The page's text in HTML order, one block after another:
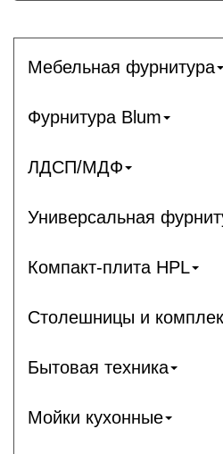
Мебельная фурнитура
Фурнитура Blum
ЛДСП/МДФ
Универсальная
Компакт-плита HPL
Столешницы и
Бытовая техника
Мойки кухонные